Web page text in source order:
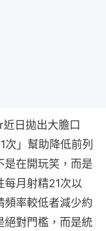
日拋出大膽口
」幫助降低前列
是在開玩笑，而是
每月射精21次以
頻率較低者減少約
絕對門檻，而是統